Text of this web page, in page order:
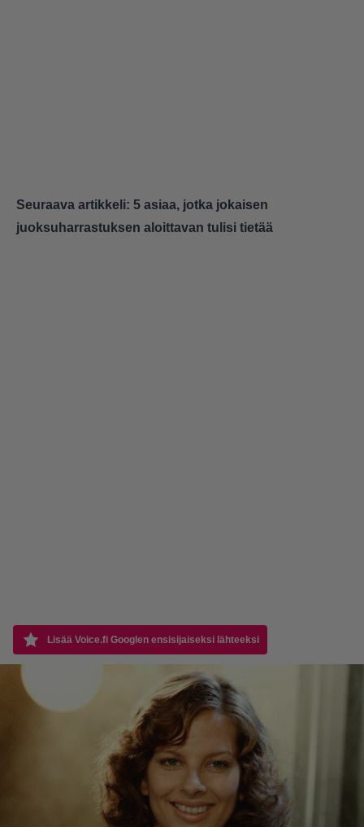
Seuraava artikkeli: 5 asiaa, jotka jokaisen
juoksuharrastuksen aloittavan tulisi tietää
Lisää Voice.fi Googlen ensisijaiseksi lähteeksi